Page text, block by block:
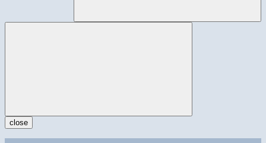
close